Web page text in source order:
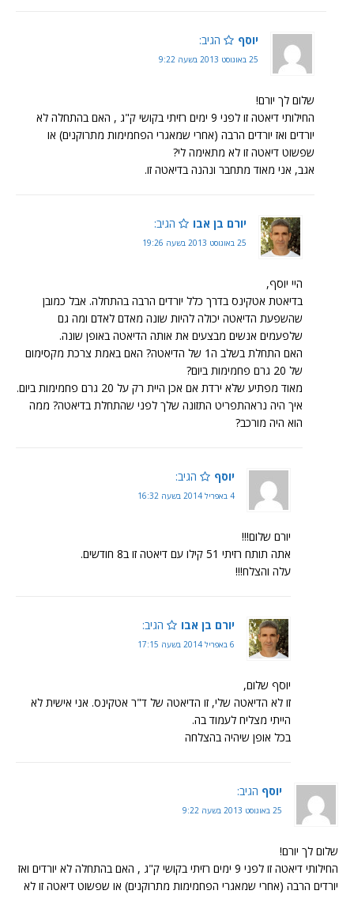
יוסף הגיב:
25 באוגוסט 2013 בשעה 9:22
שלום לך יורם!
החילותי דיאטה זו לפני 9 ימים רזיתי בקושי ק"ג , האם בהתחלה לא
יורדים ואז יורדים הרבה (אחרי שמאגרי הפחמימות מתרוקנים) או
שפשוט דיאטה זו לא מתאימה לי?
אגב, אני מאוד מתחבר ונהנה בדיאטה זו.
יורם בן אבו הגיב:
25 באוגוסט 2013 בשעה 19:26
היי יוסף,
בדיאטת אטקינס בדרך כלל יורדים הרבה בהתחלה. אבל כמובן
שהשפעת הדיאטה יכולה להיות שונה מאדם לאדם ומה גם
שלפעמים אנשים מבצעים את אותה הדיאטה באופן שונה.
האם התחלת בשלב ה1 של הדיאטה? האם באמת צרכת מקסימום
של 20 גרם פחמימות ביום?
מאוד מפתיע שלא ירדת אם אכן היית רק על 20 גרם פחמימות ביום.
איך היה נראהתפריט התזונה שלך לפני שהתחלת בדיאטה? ממה
הוא היה מורכב?
יוסף הגיב:
4 באפריל 2014 בשעה 16:32
יורם שלום!!!
אתה תותח רזיתי 51 קילו עם דיאטה זו ב8 חודשים.
עלה והצלח!!!
יורם בן אבו הגיב:
6 באפריל 2014 בשעה 17:15
יוסף שלום,
זו לא הדיאטה שלי, זו הדיאטה של ד"ר אטקינס. אני אישית לא
הייתי מצליח לעמוד בה.
בכל אופן שיהיה בהצלחה
יוסף הגיב:
25 באוגוסט 2013 בשעה 9:22
שלום לך יורם!
החילותי דיאטה זו לפני 9 ימים רזיתי בקושי ק"ג , האם בהתחלה לא יורדים ואז
יורדים הרבה (אחרי שמאגרי הפחמימות מתרוקנים) או שפשוט דיאטה זו לא